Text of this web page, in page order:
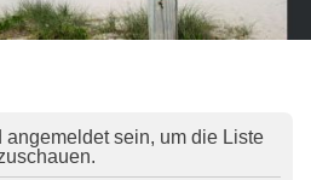
angemeldet sein, um die Liste